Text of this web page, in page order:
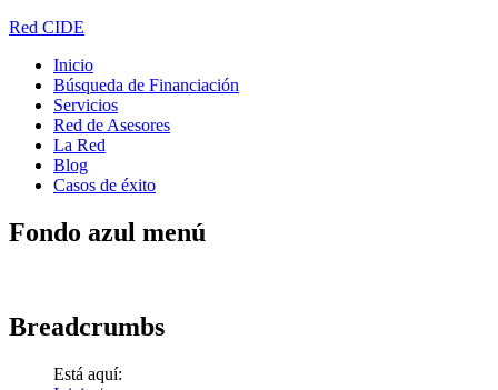
Red CIDE
Inicio
Búsqueda de Financiación
Servicios
Red de Asesores
La Red
Blog
Casos de éxito
Fondo azul menú
Breadcrumbs
Está aquí: